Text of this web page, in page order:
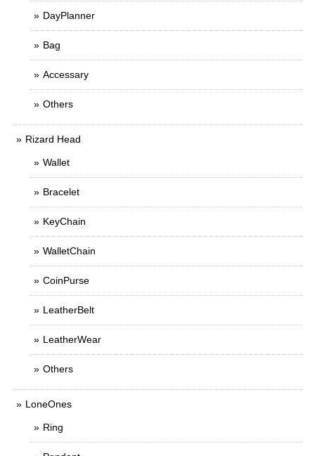
DayPlanner
Bag
Accessary
Others
Rizard Head
Wallet
Bracelet
KeyChain
WalletChain
CoinPurse
LeatherBelt
LeatherWear
Others
LoneOnes
Ring